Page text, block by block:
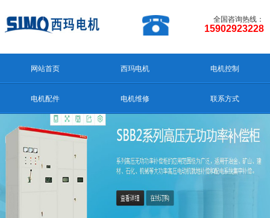
全国咨询热线：
15902923228
网站首页 西玛电机 电机控制
电机配件 电机维修 联系方式